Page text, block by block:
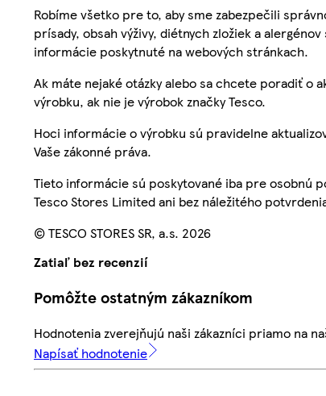
Robíme všetko pre to, aby sme zabezpečili
prísady, obsah výživy, diétnych zložiek a
informácie poskytnuté na webových stránkach.
Ak máte nejaké otázky alebo sa chcete poradiť o
výrobku, ak nie je výrobok značky Tesco.
Hoci informácie o výrobku sú pravidelne
Vaše zákonné práva.
Tieto informácie sú poskytované iba pre osobnú
Tesco Stores Limited ani bez náležitého
© TESCO STORES SR, a.s. 2026
Zatiaľ bez recenzií
Pomôžte ostatným zákazníkom
Hodnotenia zverejňujú naši zákazníci priamo na
Napísať hodnotenie